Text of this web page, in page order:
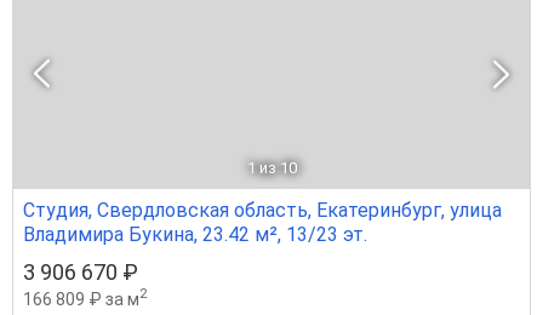
1 из 10
Студия, Свердловская область, Екатеринбург, улица
Владимира Букина, 23.42 м², 13/23 эт.
3 906 670 ₽
166 809 ₽ за м2